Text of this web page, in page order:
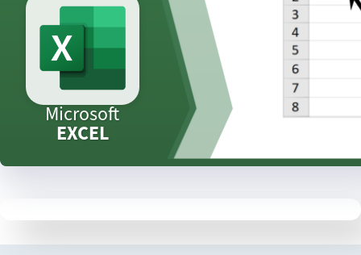
Microsoft
EXCEL